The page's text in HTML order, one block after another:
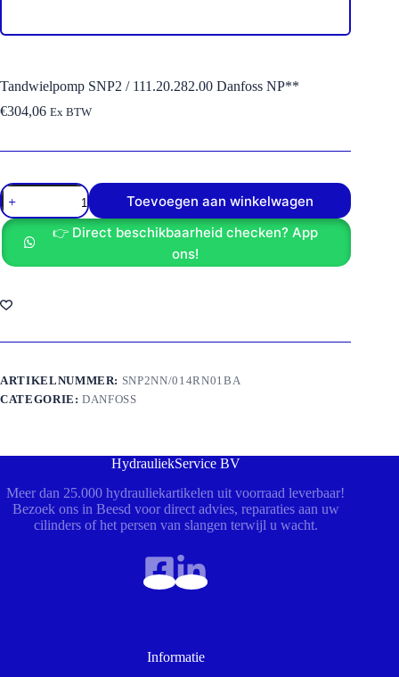
Tandwielpomp SNP2 / 111.20.282.00 Danfoss NP**
€304,06 Ex BTW
Tandwielpomp
SNP2
/
111.20.282.00
Danfoss
NP**
Toevoegen aan winkelwagen
👉 Direct beschikbaarheid checken? App
ons!
ARTIKELNUMMER: SNP2NN/014RN01BA
CATEGORIE:DANFOSS
HydrauliekService BV
Meer dan 25.000 hydrauliekartikelen uit voorraad leverbaar!
Bezoek ons in Beesd voor direct advies, reparaties aan uw
cilinders of het persen van slangen terwijl u wacht.
Informatie